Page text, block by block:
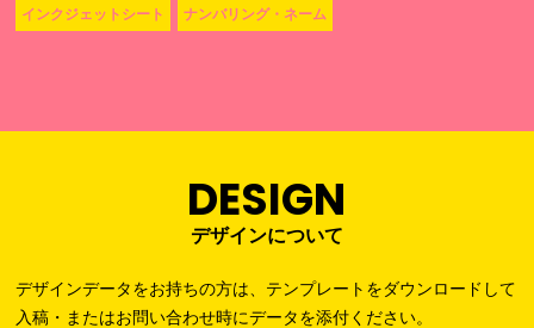
インクジェットシート ナンバリング・ネーム
DESIGN
デザインについて
デザインデータをお持ちの方は、テンプレートをダウンロードして
入稿・またはお問い合わせ時にデータを添付ください。